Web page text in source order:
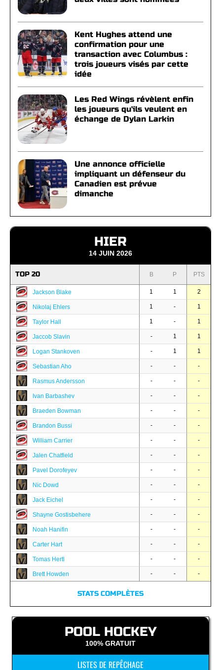
Kent Hughes attend une
confirmation pour une
transaction avec Columbus :
trois joueurs visés par cette
idée
Les Red Wings révèlent enfin
les joueurs qu'ils veulent en
échange de Dylan Larkin
Une annonce officielle
impliquant un défenseur du
Canadien est prévue
dimanche
HIER
14 JUIN 2026
TOP 20 B P PTS
Jackson Blake 1 1 2
Nikolaj Ehlers 1 - 1
Taylor Hall 1 - 1
Jaccob Slavin - 1 1
Logan Stankoven - 1 1
Sebastian Aho - - -
Rasmus Andersson - - -
Ivan Barbashev - - -
Braeden Bowman - - -
Brandon Bussi - - -
William Carrier - - -
Jalen Chatfield - - -
Pavel Dorofeyev - - -
Nic Dowd - - -
Jack Eichel - - -
Shayne Gostisbehere - - -
Noah Hanifin - - -
Carter Hart - - -
Tomas Hertl - - -
Brett Howden - - -
STATS COMPLÈTES
POOL HOCKEY
100% GRATUIT
LISTES DE REPÊCHAGE